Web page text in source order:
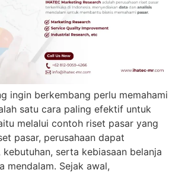
ingin berkembang perlu memahami
satu cara paling efektif untuk
melalui contoh riset pasar yang
pasar, perusahaan dapat
serta kebiasaan belanja
mendalam. Sejak awal,